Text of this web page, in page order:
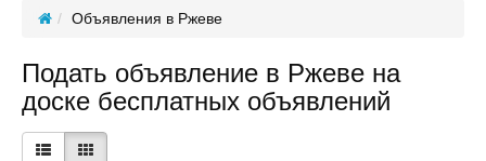
Объявления в Ржеве
Подать объявление в Ржеве на
доске бесплатных объявлений